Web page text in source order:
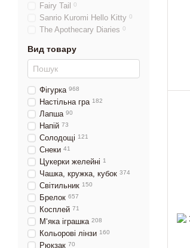
Fairy Tail 0
Sanrio Kuromi Hello Kitty 0
The Apothecary Diaries 0
Вид товару
Фігурка 968
Настільна гра 182
Лапша 90
Напій 73
Солодощі 121
Снеки 41
Цукерки желейні 1
Чашка, кружка, кубок 374
Світильник 150
Брелок 657
Косплей 71
М‘яка іграшка 208
Кольорові лінзи 160
Рюкзак 70